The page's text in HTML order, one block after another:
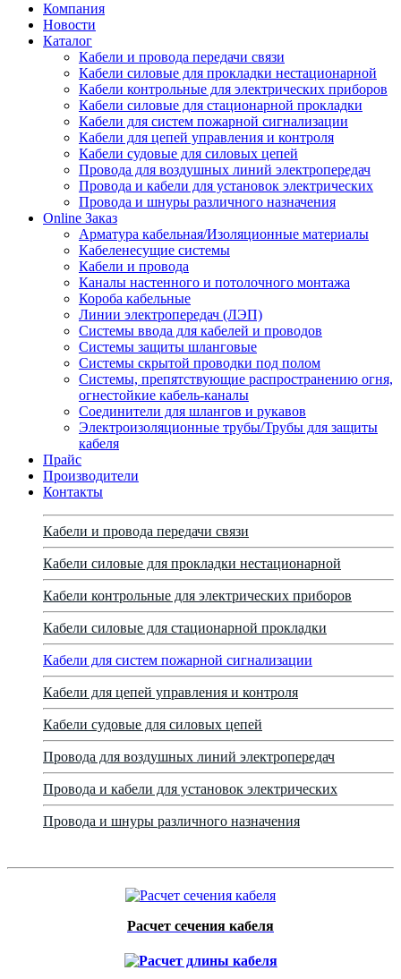
Компания
Новости
Каталог
Кабели и провода передачи связи
Кабели силовые для прокладки нестационарной
Кабели контрольные для электрических приборов
Кабели силовые для стационарной прокладки
Кабели для систем пожарной сигнализации
Кабели для цепей управления и контроля
Кабели судовые для силовых цепей
Провода для воздушных линий электропередач
Провода и кабели для установок электрических
Провода и шнуры различного назначения
Online Заказ
Арматура кабельная/Изоляционные материалы
Кабеленесущие системы
Кабели и провода
Каналы настенного и потолочного монтажа
Короба кабельные
Линии электропередач (ЛЭП)
Системы ввода для кабелей и проводов
Системы защиты шланговые
Системы скрытой проводки под полом
Системы, препятствующие распространению огня,
огнестойкие кабель-каналы
Соединители для шлангов и рукавов
Электроизоляционные трубы/Трубы для защиты
кабеля
Прайс
Производители
Контакты
Кабели и провода передачи связи
Кабели силовые для прокладки нестационарной
Кабели контрольные для электрических приборов
Кабели силовые для стационарной прокладки
Кабели для систем пожарной сигнализации
Кабели для цепей управления и контроля
Кабели судовые для силовых цепей
Провода для воздушных линий электропередач
Провода и кабели для установок электрических
Провода и шнуры различного назначения
Расчет сечения кабеля